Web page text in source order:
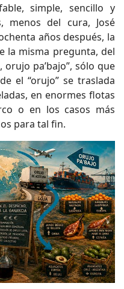
simple, sencillo y
menos del cura, José
años después, la
la misma pregunta, del
pa’bajo”, sólo que
el “orujo” se traslada
en enormes flotas
o en los casos más
para tal fin.